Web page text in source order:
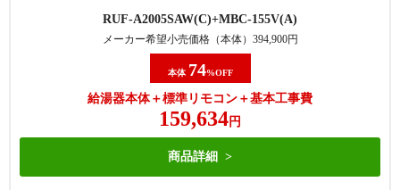
RUF-A2005SAW(C) MBC-155V(A)
メーカー希望小売価格（本体） 394,900円
本体 74%OFF
給湯器本体＋標準リモコン＋基本工事費
159,634 円
商品詳細